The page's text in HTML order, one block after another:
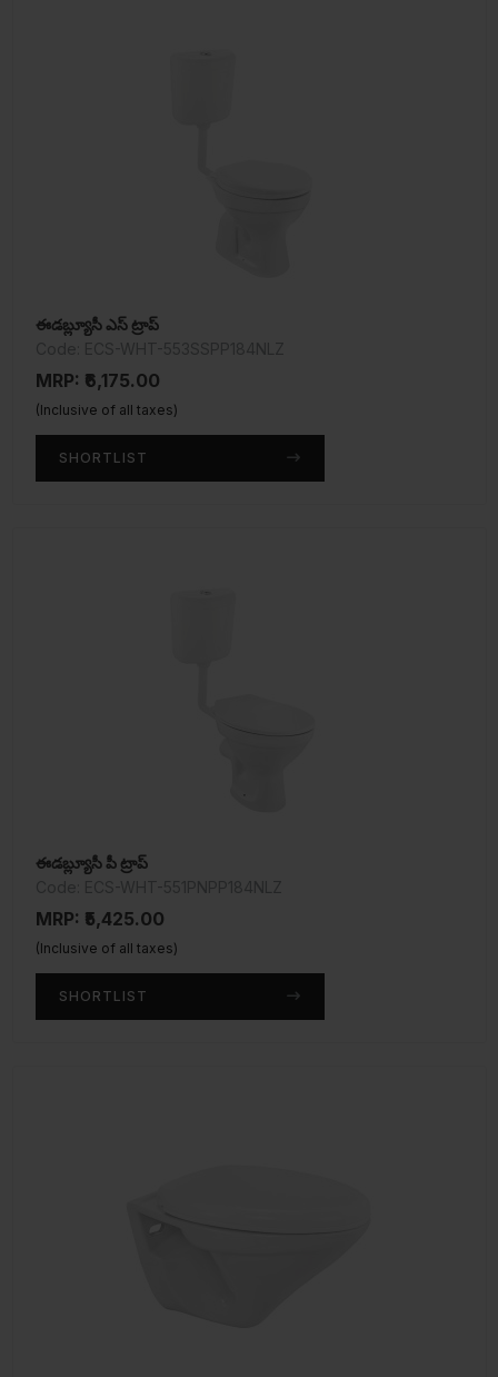
ఈడబ్ల్యూసీ ఎస్ ట్రాప్
MRP: ₹6,175.00
(Inclusive of all taxes)
SHORTLIST
ఈడబ్ల్యూసీ పీ ట్రాప్
MRP: ₹5,425.00
(Inclusive of all taxes)
SHORTLIST